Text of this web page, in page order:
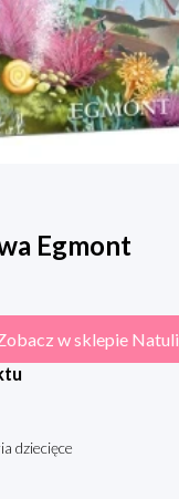
Egmont
w sklepie Natuli
dziecięce